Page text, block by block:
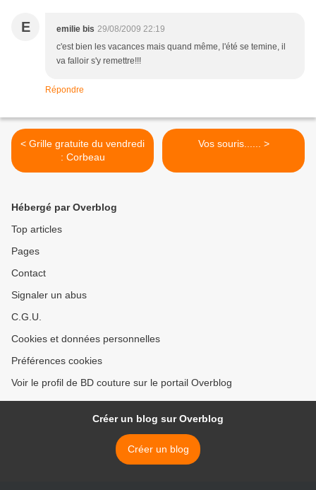
E emilie bis 29/08/2009 22:19
c'est bien les vacances mais quand même, l'été se temine, il
va falloir s'y remettre!!!
Répondre
< Grille gratuite du vendredi
: Corbeau
Vos souris...... >
Hébergé par Overblog
Top articles
Pages
Contact
Signaler un abus
C.G.U.
Cookies et données personnelles
Préférences cookies
Voir le profil de BD couture sur le portail Overblog
Créer un blog sur Overblog
Créer un blog